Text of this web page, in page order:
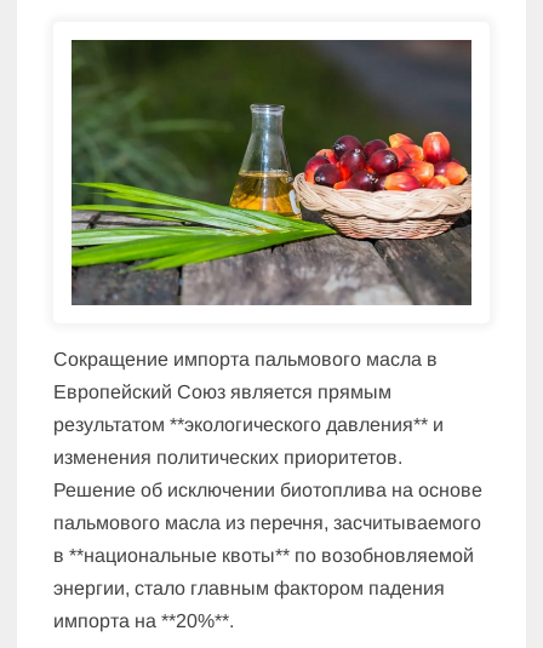
Сокращение импорта пальмового масла в
Европейский Союз является прямым
результатом **экологического давления** и
изменения политических приоритетов.
Решение об исключении биотоплива на основе
пальмового масла из перечня, засчитываемого
в **национальные квоты** по возобновляемой
энергии, стало главным фактором падения
импорта на **20%**.